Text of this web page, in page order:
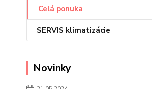
Celá ponuka
SERVIS klimatizácie
Novinky